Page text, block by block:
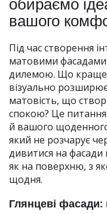
вашого
Під час створення
матовими
дилемою. Що краще:
візуально
матовість, що
спокою? Це питання
й вашого
який не розчарує
дивитися на фасади
як на поверхню, з
щодня.
Глянцеві фасади: